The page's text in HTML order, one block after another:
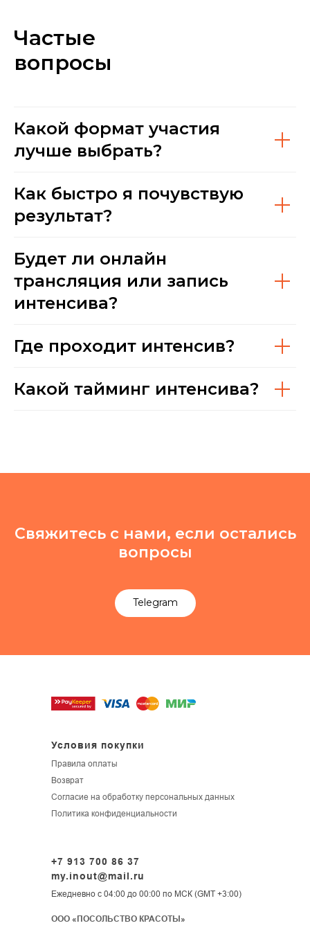
Частые
вопросы
Какой формат участия
лучше выбрать?
Как быстро я почувствую
результат?
Будет ли онлайн
трансляция или запись
интенсива?
Где проходит интенсив?
Какой тайминг интенсива?
Свяжитесь с нами, если остались
вопросы
Telegram
Условия покупки
Правила оплаты
Возврат
Согласие на обработку персональных данных
Политика конфиденциальности
+7 913 700 86 37
my.inout@mail.ru
Ежедневно с 04:00 до 00:00 по МСК (GMT +3:00)
ООО «ПОСОЛЬСТВО КРАСОТЫ»